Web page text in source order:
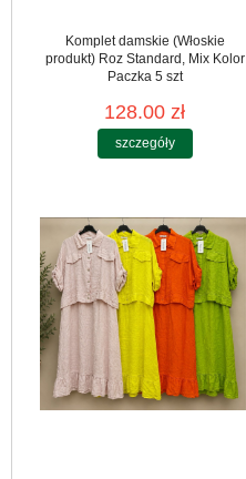
Komplet damskie (Włoskie
produkt) Roz Standard, Mix Kolor
Paczka 5 szt
128.00 zł
szczegóły